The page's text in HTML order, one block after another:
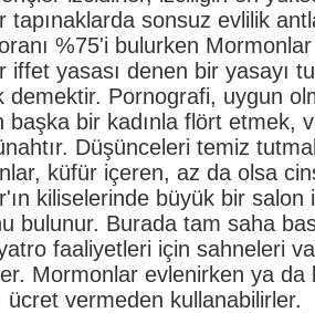
tapınaklarda sonsuz evlilik
%75'i bulurken
iffet yasası denen bir yasayı
demektir. Pornografi, uygun
başka bir kadınla flört
Düşünceleri temiz
küfür içeren, az da olsa
kiliselerinde büyük bir
bulunur. Burada tam saha
faaliyetleri için sahneleri
Mormonlar evlenirken ya
ücret vermeden kullanabilirler.